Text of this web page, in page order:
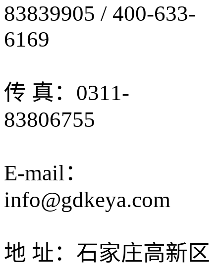
83839905 / 400-633-
6169
传 真：0311-
83806755
E-mail：
info@gdkeya.com
地 址：石家庄高新区